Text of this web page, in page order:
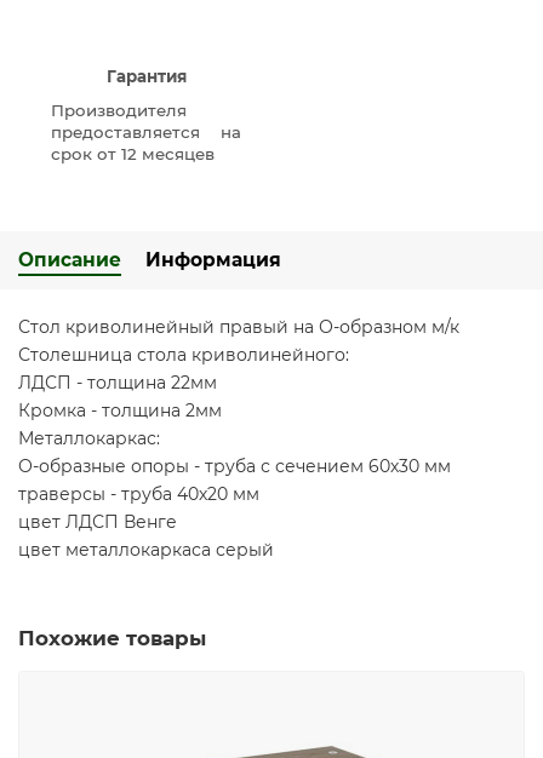
Гарантия
Производителя
предоставляется на
срок от 12 месяцев
Описание Информация
Стол криволинейный правый на О-образном м/к
Столешница стола криволинейного:
ЛДСП - толщина 22мм
Кромка - толщина 2мм
Металлокаркас:
О-образные опоры - труба с сечением 60х30 мм
траверсы - труба 40х20 мм
цвет ЛДСП Венге
цвет металлокаркаса серый
Похожие товары